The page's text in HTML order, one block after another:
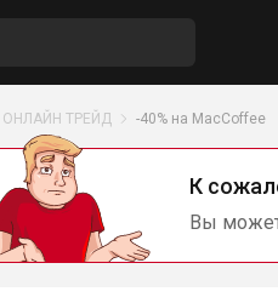
ОНЛАЙН ТРЕЙД -40% на MacCoffee
К
Вы